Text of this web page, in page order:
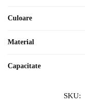
Culoare
Material
Capacitate
SKU: